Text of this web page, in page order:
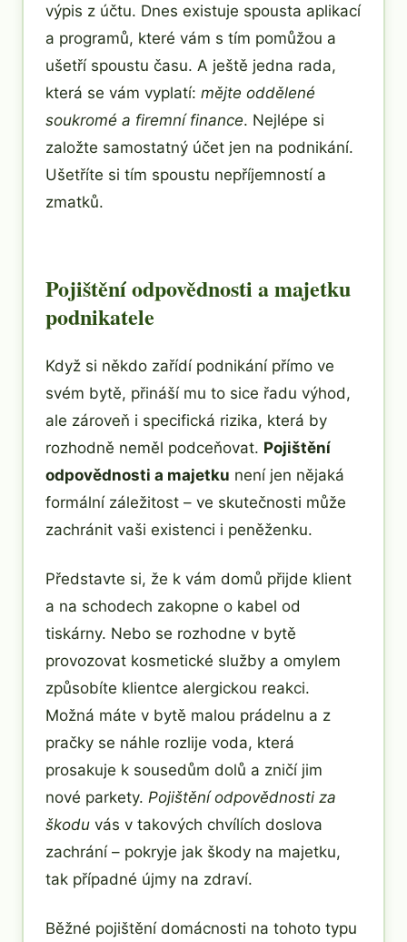
výpis z účtu. Dnes existuje spousta aplikací
a programů, které vám s tím pomůžou a
ušetří spoustu času. A ještě jedna rada,
která se vám vyplatí: mějte oddělené
soukromé a firemní finance. Nejlépe si
založte samostatný účet jen na podnikání.
Ušetříte si tím spoustu nepříjemností a
zmatků.
Pojištění odpovědnosti a majetku
podnikatele
Když si někdo zařídí podnikání přímo ve
svém bytě, přináší mu to sice řadu výhod,
ale zároveň i specifická rizika, která by
rozhodně neměl podceňovat. Pojištění
odpovědnosti a majetku není jen nějaká
formální záležitost – ve skutečnosti může
zachránit vaši existenci i peněženku.
Představte si, že k vám domů přijde klient
a na schodech zakopne o kabel od
tiskárny. Nebo se rozhodne v bytě
provozovat kosmetické služby a omylem
způsobíte klientce alergickou reakci.
Možná máte v bytě malou prádelnu a z
pračky se náhle rozlije voda, která
prosakuje k sousedům dolů a zničí jim
nové parkety. Pojištění odpovědnosti za
škodu vás v takových chvílích doslova
zachrání – pokryje jak škody na majetku,
tak případné újmy na zdraví.
Běžné pojištění domácnosti na tohoto typu